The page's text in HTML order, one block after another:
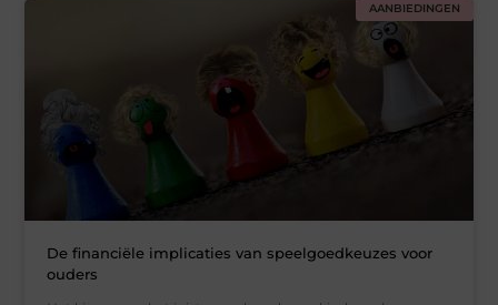
AANBIEDINGEN
De financiële implicaties van speelgoedkeuzes voor
ouders